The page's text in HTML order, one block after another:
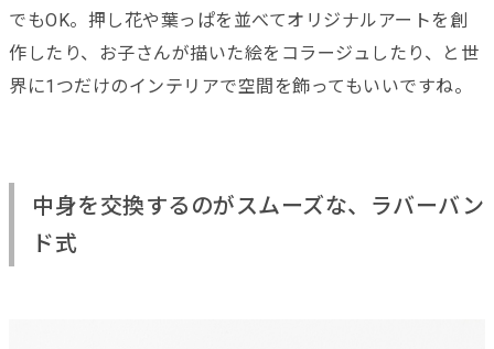
でもOK。押し花や葉っぱを並べてオリジナルアートを創
作したり、お子さんが描いた絵をコラージュしたり、と世
界に1つだけのインテリアで空間を飾ってもいいですね。
中身を交換するのがスムーズな、ラバーバン
ド式